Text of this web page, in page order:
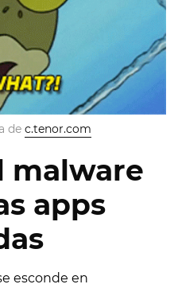
de c.tenor.com
malware
apps
esconde en